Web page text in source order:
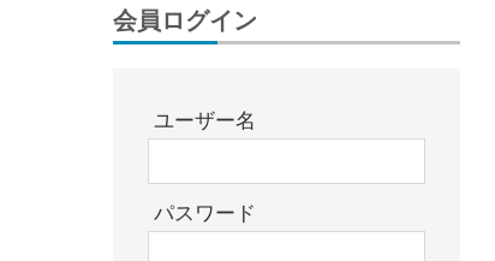
動
産
入・
却・
会員ログイン
ユーザー名
パスワード